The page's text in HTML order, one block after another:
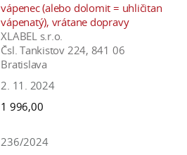
v
vápenec (alebo dolomit = uhličitan
vápenatý), vrátane dopravy
XLABEL s.r.o.
Čsl. Tankistov 224, 841 06
Bratislava
2. 11. 2024
1 996,00
236/2024